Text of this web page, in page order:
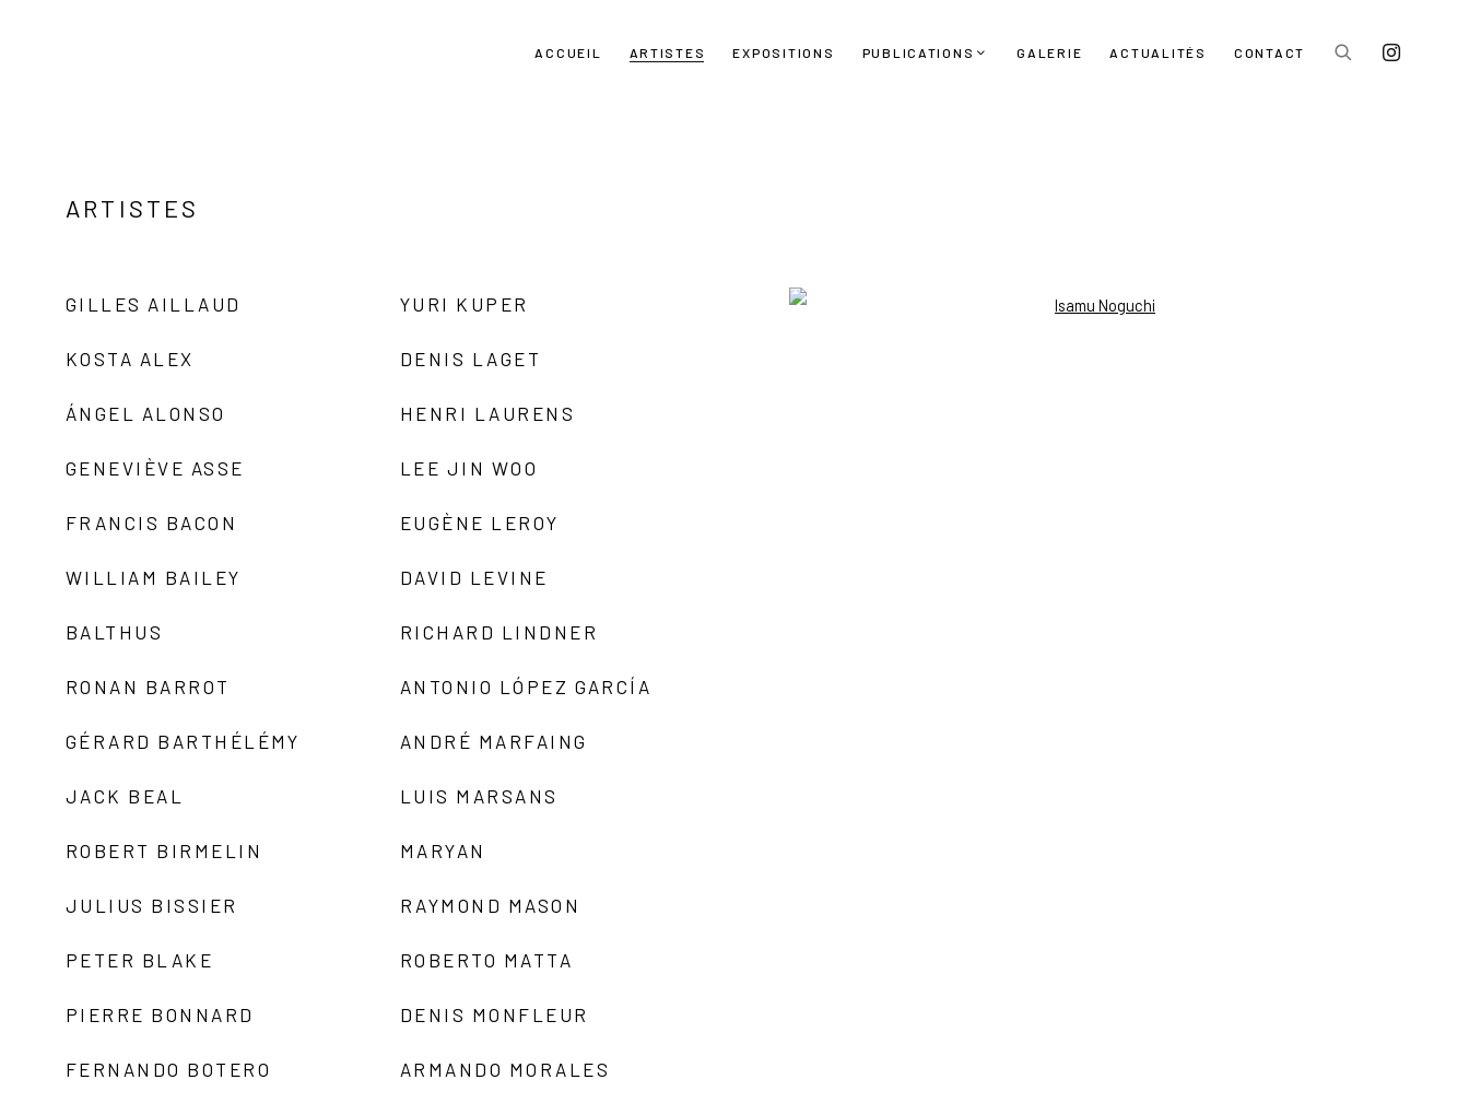
ACCUEIL ARTISTES EXPOSITIONS PUBLICATIONS GALERIE ACTUALITÉS CONTACT
ARTISTES
GILLES AILLAUD
KOSTA ALEX
ÁNGEL ALONSO
GENEVIÈVE ASSE
FRANCIS BACON
WILLIAM BAILEY
BALTHUS
RONAN BARROT
GÉRARD BARTHÉLÉMY
JACK BEAL
ROBERT BIRMELIN
JULIUS BISSIER
PETER BLAKE
PIERRE BONNARD
FERNANDO BOTERO
YURI KUPER
DENIS LAGET
HENRI LAURENS
LEE JIN WOO
EUGÈNE LEROY
DAVID LEVINE
RICHARD LINDNER
ANTONIO LÓPEZ GARCÍA
ANDRÉ MARFAING
LUIS MARSANS
MARYAN
RAYMOND MASON
ROBERTO MATTA
DENIS MONFLEUR
ARMANDO MORALES